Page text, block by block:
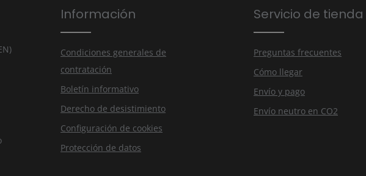
que has leído nuestra
(*) son obligatorios.
Información
Condiciones generales de
contratación
Boletín informativo
Derecho de desistimiento
Configuración de cookies
Protección de datos
Servicio de tienda
Preguntas frecuentes
Cómo llegar
Envío y pago
Envío neutro en CO2